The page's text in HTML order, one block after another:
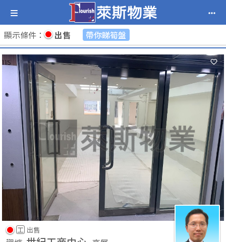
顯示條件 ： 出售 帶你睇筍盤
工 出售